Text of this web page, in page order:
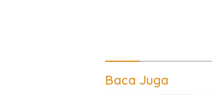
Baca Juga